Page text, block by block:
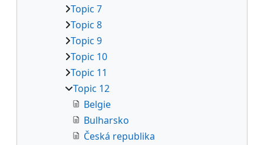
Topic 7
Topic 8
Topic 9
Topic 10
Topic 11
Topic 12
Belgie
Bulharsko
Česká republika